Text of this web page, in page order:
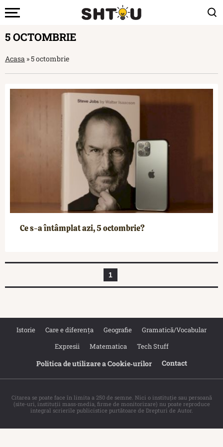
5 OCTOMBRIE
Acasa »5 octombrie
Ce s-a întâmplat azi, 5 octombrie?
1
Istorie Care e diferența Geografie
Gramatică/Vocabular
Expresii
Matematica Tech Stuff
Politica de utilizare a Cookie‐urilor Contact
Citarea se poate face în limita a 250 de semne. Nici o instituţie sau persoană
(site-uri, instituţii mass-media, firme de monitorizare) nu poate reproduce
integral scrierile publicistice purtătoare de Drepturi de Autor.